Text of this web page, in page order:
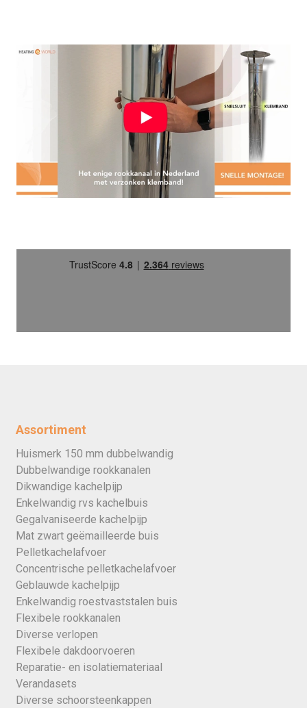
Assortiment
Huismerk 150 mm dubbelwandig
Dubbelwandige rookkanalen
Dikwandige kachelpijp
Enkelwandig rvs kachelbuis
Gegalvaniseerde kachelpijp
Mat zwart geëmailleerde buis
Pelletkachelafvoer
Concentrische pelletkachelafvoer
Geblauwde kachelpijp
Enkelwandig roestvaststalen buis
Flexibele rookkanalen
Diverse verlopen
Flexibele dakdoorvoeren
Reparatie- en isolatiemateriaal
Verandasets
Diverse schoorsteenkappen